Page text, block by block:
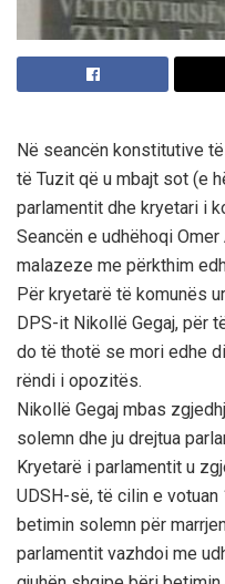
Në seancën konstitutive
të Tuzit që u mbajt sot (e
parlamentit dhe kryetari i
Seancën e udhëhoqi
malazeze me përkthim
Për kryetarë të komunës
DPS-it Nikollë Gegaj, për
do të thotë se mori edhe
rëndi i opozitës.
Nikollë Gegaj mbas
solemn dhe ju drejtua
Kryetarë i parlamentit u
UDSH-së, të cilin e
betimin solemn për
parlamentit vazhdoi me